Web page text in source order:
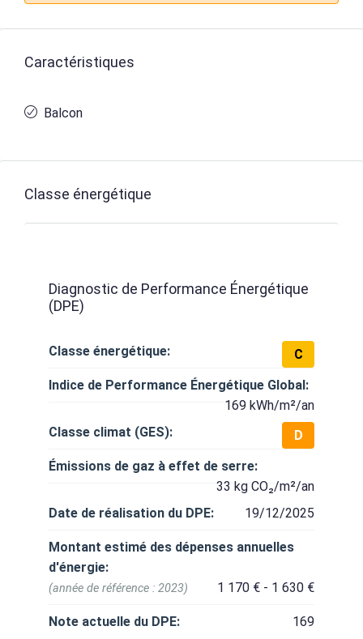
Caractéristiques
Balcon
Classe énergétique
Diagnostic de Performance Énergétique
(DPE)
Classe énergétique:
C
Indice de Performance Énergétique Global:
169 kWh/m²/an
Classe climat (GES):
D
Émissions de gaz à effet de serre:
33 kg CO₂/m²/an
Date de réalisation du DPE:
19/12/2025
Montant estimé des dépenses annuelles
d'énergie:
1 170 € - 1 630 €
(année de référence : 2023)
Note actuelle du DPE: 169